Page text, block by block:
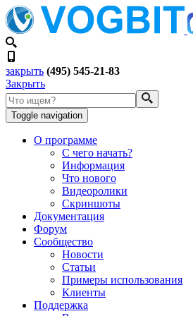
закрыть (495) 545-21-83
Закрыть
Toggle navigation
О программе
С чего начать?
Информация
Что нового
Видеоролики
Скриншоты
Документация
Форум
Сообщество
Новости
Статьи
Примеры использования
Клиенты
Поддержка